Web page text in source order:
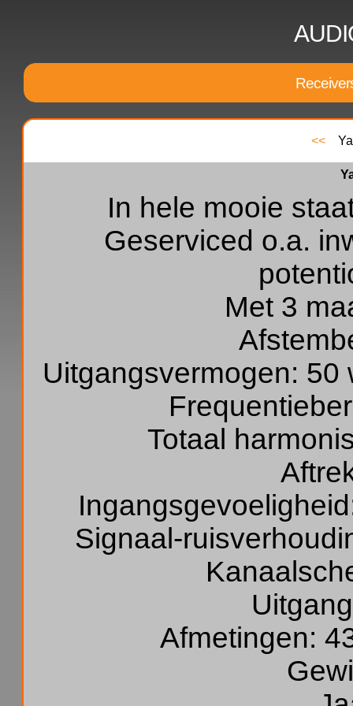
<<
In hele mooie
Geserviced o.a.
Met 3
Uitgangsvermogen: 50
Totaal
Signaal-
Afmetingen: